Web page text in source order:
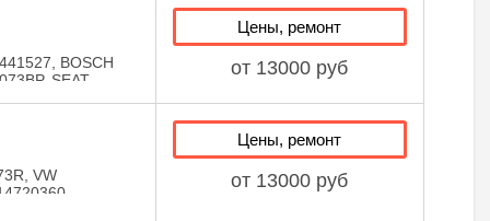
BOSCH
SEAT
Цены, ремонт
от 13000 руб
VW
Цены, ремонт
от 13000 руб